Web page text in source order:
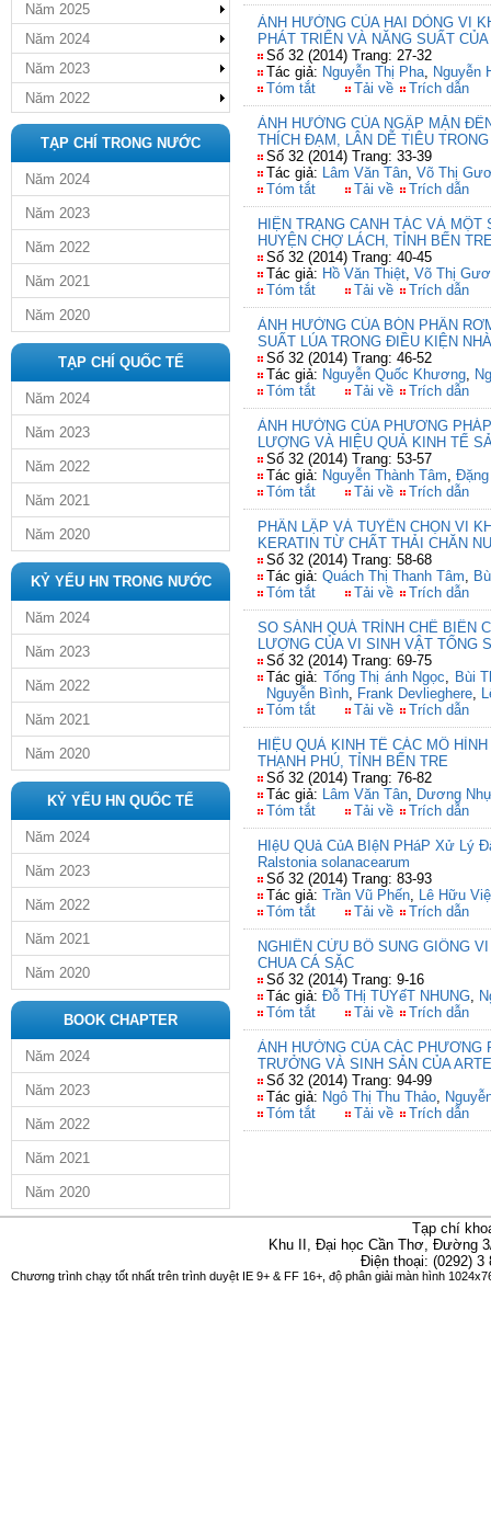
Năm 2025
Năm 2024
Năm 2023
Năm 2022
TẠP CHÍ TRONG NƯỚC
Năm 2024
Năm 2023
Năm 2022
Năm 2021
Năm 2020
TẠP CHÍ QUỐC TẾ
Năm 2024
Năm 2023
Năm 2022
Năm 2021
Năm 2020
KỶ YẾU HN TRONG NƯỚC
Năm 2024
Năm 2023
Năm 2022
Năm 2021
Năm 2020
KỶ YẾU HN QUỐC TẾ
Năm 2024
Năm 2023
Năm 2022
Năm 2021
Năm 2020
BOOK CHAPTER
Năm 2024
Năm 2023
Năm 2022
Năm 2021
Năm 2020
ẢNH HƯỞNG CỦA HAI DÒNG VI
PHÁT TRIỂN VÀ NĂNG SUẤT
Số 32 (2014) Trang: 27-32
Tác giả: Nguyễn Thị Pha, Nguyễn
Tóm tắt
Tải về Trích dẫn
ẢNH HƯỞNG CỦA NGẬP MẶN
THÍCH ĐẠM, LÂN DỄ TIÊU
Số 32 (2014) Trang: 33-39
Tác giả: Lâm Văn Tân, Võ Thị
Tóm tắt
Tải về Trích dẫn
HIỆN TRẠNG CANH TÁC VÀ
HUYỆN CHỢ LÁCH, TỈNH BẾN
Số 32 (2014) Trang: 40-45
Tác giả: Hồ Văn Thiệt, Võ Thị
Tóm tắt
Tải về Trích dẫn
ẢNH HƯỞNG CỦA BÓN PHÂN
SUẤT LÚA TRONG ĐIỀU KIỆN
Số 32 (2014) Trang: 46-52
Tác giả: Nguyễn Quốc Khương,
Tóm tắt
Tải về Trích dẫn
ẢNH HƯỞNG CỦA PHƯƠNG
LƯỢNG VÀ HIỆU QUẢ KINH TẾ
Số 32 (2014) Trang: 53-57
Tác giả: Nguyễn Thành Tâm, Đặng
Tóm tắt
Tải về Trích dẫn
PHÂN LẬP VÀ TUYỂN CHỌN VI
KERATIN TỪ CHẤT THẢI CHĂN
Số 32 (2014) Trang: 58-68
Tác giả: Quách Thị Thanh Tâm,
Tóm tắt
Tải về Trích dẫn
SO SÁNH QUÁ TRÌNH CHẾ BIẾN
LƯỢNG CỦA VI SINH VẬT TỔNG
Số 32 (2014) Trang: 69-75
Tác giả: Tống Thị ánh Ngọc, Bùi
Nguyễn Bình, Frank Devlieghere,
Tóm tắt
Tải về Trích dẫn
HIỆU QUẢ KINH TẾ CÁC MÔ
THẠNH PHÚ, TỈNH BẾN TRE
Số 32 (2014) Trang: 76-82
Tác giả: Lâm Văn Tân, Dương
Tóm tắt
Tải về Trích dẫn
HIệU QUả CủA BIệN PHáP Xử Lý
Ralstonia solanacearum
Số 32 (2014) Trang: 83-93
Tác giả: Trần Vũ Phến, Lê Hữu
Tóm tắt
Tải về Trích dẫn
NGHIÊN CỨU BỔ SUNG GIỐNG
CHUA CÁ SẶC
Số 32 (2014) Trang: 9-16
Tác giả: Đỗ THị TUYếT NHUNG,
Tóm tắt
Tải về Trích dẫn
ẢNH HƯỞNG CỦA CÁC PHƯƠNG
TRƯỞNG VÀ SINH SẢN CỦA
Số 32 (2014) Trang: 94-99
Tác giả: Ngô Thị Thu Thảo,
Tóm tắt
Tải về Trích dẫn
Tạp chí
Khu II, Đại học Cần Thơ, Đường
Điện thoại: (0292)
Chương trình chạy tốt nhất trên trình duyệt IE 9+ & FF 16+, độ phân giải màn hình